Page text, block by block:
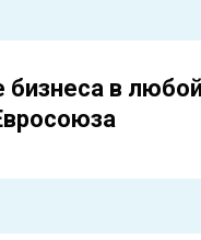
бизнеса в